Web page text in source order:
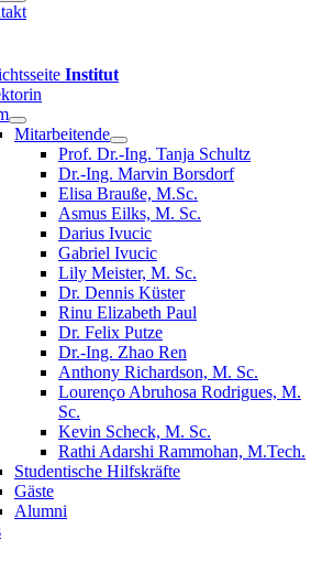
Institut
Mitarbeitende
Prof. Dr.-Ing. Tanja Schultz
Dr.-Ing. Marvin Borsdorf
Elisa Brauße, M.Sc.
Asmus Eilks, M. Sc.
Darius Ivucic
Gabriel Ivucic
Lily Meister, M. Sc.
Dr. Dennis Küster
Rinu Elizabeth Paul
Dr. Felix Putze
Dr.-Ing. Zhao Ren
Anthony Richardson, M. Sc.
Lourenço Abruhosa Rodrigues, M.
Sc.
Kevin Scheck, M. Sc.
Rathi Adarshi Rammohan, M.Tech.
Studentische Hilfskräfte
Gäste
Alumni